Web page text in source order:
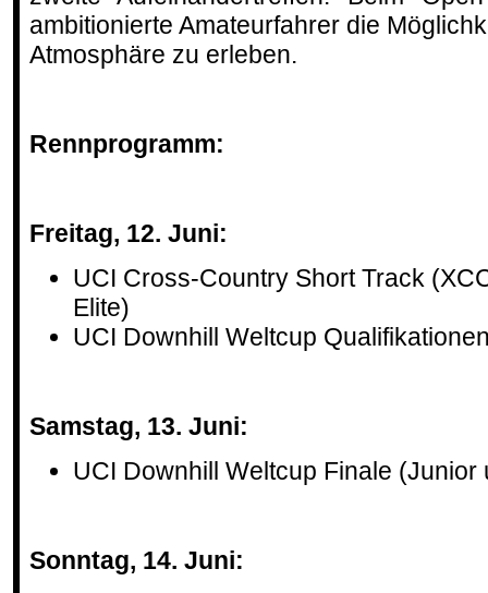
ambitionierte Amateurfahrer die
Atmosphäre zu erleben.
Rennprogramm:
Freitag, 12. Juni:
UCI Cross-Country Short Track
Elite)
UCI Downhill Weltcup
Samstag, 13. Juni:
UCI Downhill Weltcup Finale (Junior
Sonntag, 14. Juni: